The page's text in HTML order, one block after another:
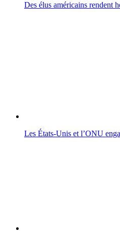
Des élus américains rendent
Les États-Unis et l’ONU